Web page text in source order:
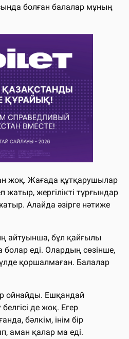
болған балалар мұның
жоқ. Жағада құтқарушылар
жатыр, жергілікті тұрғындар
Алайда әзірге нәтиже
айтуынша, бұл қайғылы
еді. Олардың сөзінше,
қоршалмаған. Балалар
ойнайды. Ешқандай
де жоқ. Егер
бәлкім, інім бір
аман қалар ма еді.